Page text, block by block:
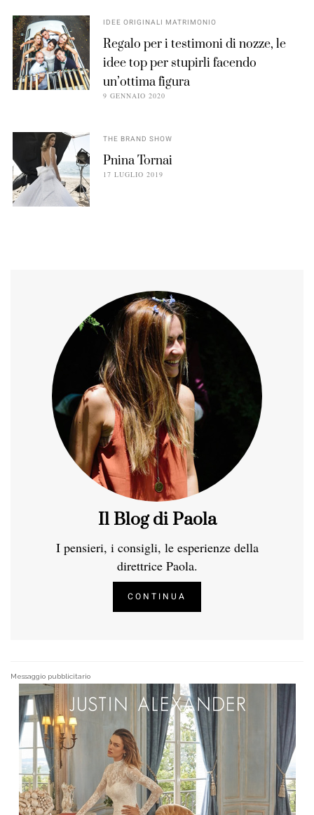
IDEE ORIGINALI MATRIMONIO
Regalo per i testimoni di nozze, le
idee top per stupirli facendo
un’ottima figura
9 GENNAIO 2020
THE BRAND SHOW
Pnina Tornai
17 LUGLIO 2019
Il Blog di Paola
I pensieri, i consigli, le esperienze della
direttrice Paola.
CONTINUA
Messaggio pubblicitario